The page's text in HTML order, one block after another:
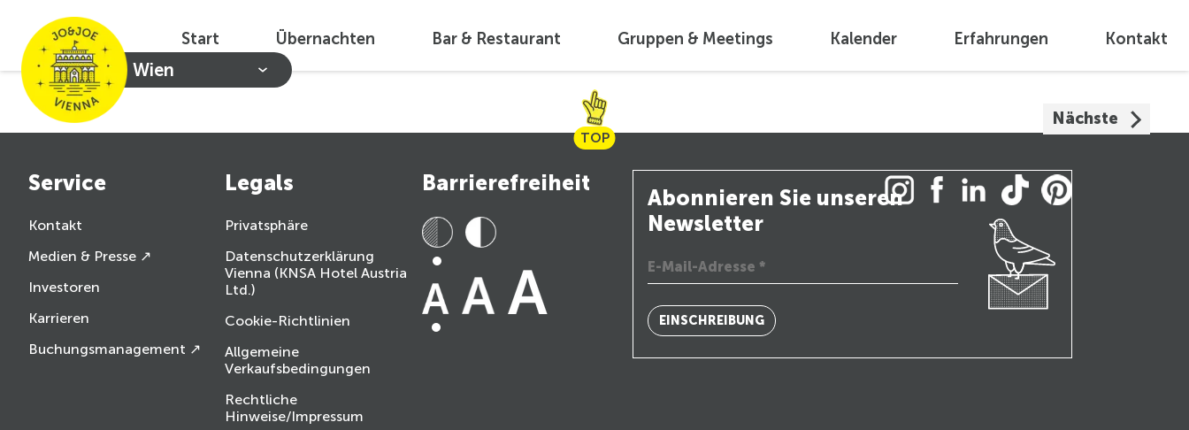
Wien
Start Übernachten Bar & Restaurant Gruppen & Meetings Kalender Erfahrungen Kontakt
TOP
Nächste
Service
Kontakt
Medien & Presse ↗
Investoren
Karrieren
Buchungsmanagement ↗
Legals
Privatsphäre
Datenschutzerklärung
Vienna (KNSA Hotel Austria
Ltd.)
Cookie-Richtlinien
Allgemeine
Verkaufsbedingungen
Rechtliche
Hinweise/Impressum
Barrierefreiheit
Abonnieren Sie unseren
Newsletter
EINSCHREIBUNG